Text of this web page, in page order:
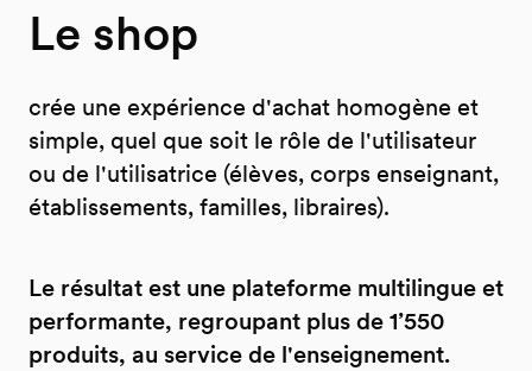
Le shop
crée une expérience d'achat homogène et
simple, quel que soit le rôle de l'utilisateur
ou de l'utilisatrice (élèves, corps enseignant,
établissements, familles, libraires).
Le résultat est une plateforme multilingue et
performante, regroupant plus de 1’550
produits, au service de l'enseignement.